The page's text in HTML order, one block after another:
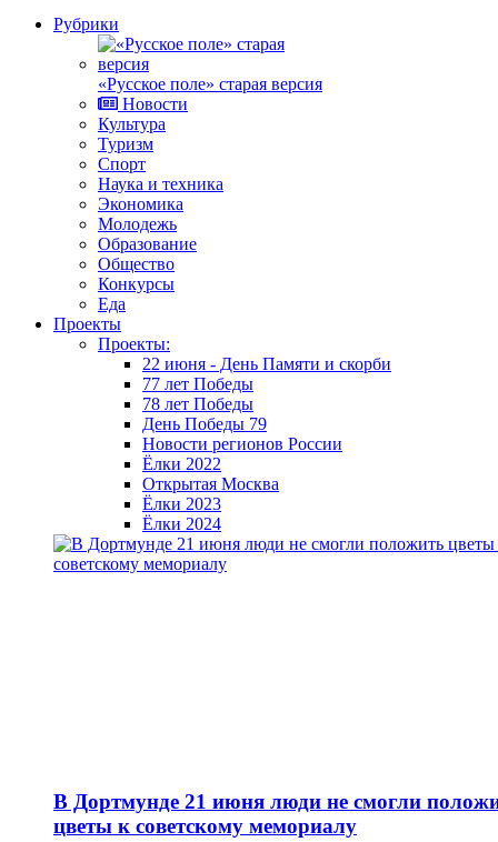
Рубрики
«Русское поле» старая версия
Новости
Культура
Туризм
Спорт
Наука и техника
Экономика
Молодежь
Образование
Общество
Конкурсы
Еда
Проекты
Проекты:
22 июня - День Памяти и скорби
77 лет Победы
78 лет Победы
День Победы 79
Новости регионов России
Ёлки 2022
Открытая Москва
Ёлки 2023
Ёлки 2024
В Дортмунде 21 июня люди не смогли
цветы к советскому мемориалу